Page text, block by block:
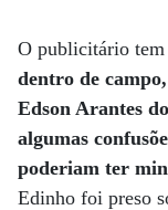
O publicitário tem
dentro de
Edson Arantes
algumas
poderiam ter
Edinho foi preso